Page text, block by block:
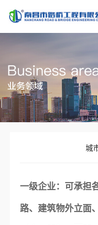
城
一级企业：可承担
路、建筑物外立面